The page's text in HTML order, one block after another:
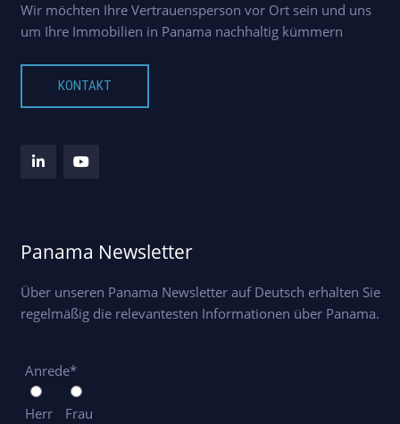
Wir möchten Ihre Vertrauensperson vor Ort sein und uns
um Ihre Immobilien in Panama nachhaltig kümmern
KONTAKT
Panama Newsletter
Über unseren Panama Newsletter auf Deutsch erhalten Sie
regelmäßig die relevantesten Informationen über Panama.
Anrede*
Herr
Frau